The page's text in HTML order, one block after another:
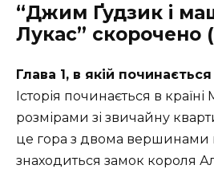
“Джим Ґудзик і
Лукас” скорочено
Глава 1, в якій
Історія починається в
розмірами зі звичайну
це гора з двома вершинами
знаходиться замок короля